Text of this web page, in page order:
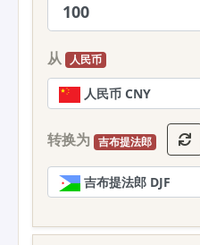
从 人民币
人民币 CNY
转换为 吉布提法郎
吉布提法郎 DJF